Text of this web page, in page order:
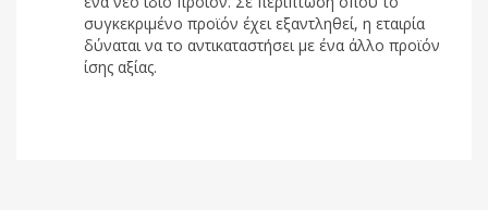
συγκεκριμένο προϊόν έχει εξαντληθεί, η εταιρία
δύναται να το αντικαταστήσει με ένα άλλο προϊόν
ίσης αξίας.